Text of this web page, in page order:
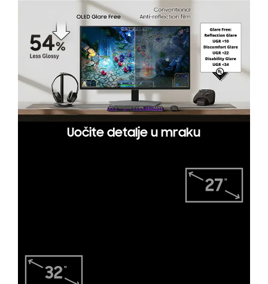
Uočite detalje u mraku